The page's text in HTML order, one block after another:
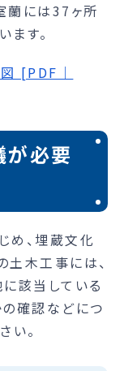
蘭には37ヶ所
す。
[PDF｜
必要
め、埋蔵文化
木工事には、
該当している
確認などにつ
い。